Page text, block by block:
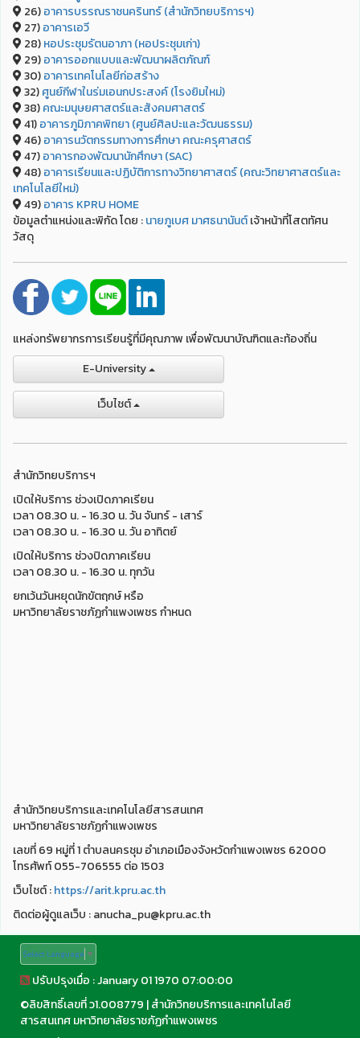
26)อาคารบรรณราชนครินทร์ (สำนักวิทยบริการฯ)
27)อาคารเอวี
28)หอประชุมรัตนอาภา (หอประชุมเก่า)
29)อาคารออกแบบและพัฒนาผลิตภัณฑ์
30)อาคารเทคโนโลยีก่อสร้าง
32)ศูนย์กีฬาในร่มเอนกประสงค์ (โรงยิมใหม่)
38)คณะมนุษยศาสตร์และสังคมศาสตร์
41)อาคารภูมิภาคพิทยา (ศูนย์ศิลปะและวัฒนธรรม)
46)อาคารนวัตกรรมทางการศึกษา คณะครุศาสตร์
47)อาคารกองพัฒนานักศึกษา (SAC)
48)อาคารเรียนและปฏิบัติการทางวิทยาศาสตร์ (คณะวิทยาศาสตร์และ
เทคโนโลยีใหม่)
49)อาคาร KPRU HOME
ข้อมูลตำแหน่งและพิกัด โดย :นายภูเบศ มาศธนานันต์เจ้าหน้าที่โสตทัศน
วัสดุ
แหล่งทรัพยากรการเรียนรู้ที่มีคุณภาพ เพื่อพัฒนาบัณฑิตและท้องถิ่น
E-University
เว็บไชต์
สำนักวิทยบริการฯ
เปิดให้บริการ ช่วงเปิดภาคเรียน
เวลา 08.30 น. - 16.30 น. วัน จันทร์ - เสาร์
เวลา 08.30 น. - 16.30 น. วัน อาทิตย์
เปิดให้บริการ ช่วงปิดภาคเรียน
เวลา 08.30 น. - 16.30 น. ทุกวัน
ยกเว้นวันหยุดนักขัตฤกษ์ หรือ
มหาวิทยาลัยราชภัฏกำแพงเพชร กำหนด
สำนักวิทยบริการและเทคโนโลยีสารสนเทศ
มหาวิทยาลัยราชภัฏกำแพงเพชร
เลขที่ 69 หมู่ที่ 1 ตำบลนครชุม อำเภอเมืองจังหวัดกำแพงเพชร 62000
โทรศัพท์ 055-706555 ต่อ 1503
เว็บไชต์ :https://arit.kpru.ac.th
ติดต่อผู้ดูแลเว็บ : anucha_pu@kpru.ac.th
Select Language ▼
ปรับปรุงเมื่อ : January 01 1970 07:00:00
©ลิขสิทธิ์เลขที่ ว1.008779 |สำนักวิทยบริการและเทคโนโลยี
สารสนเทศ มหาวิทยาลัยราชภัฏกำแพงเพชร